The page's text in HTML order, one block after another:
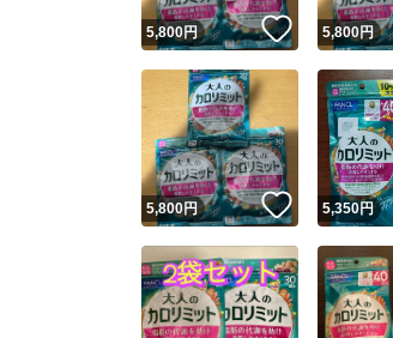
5,800円 いいね！
5,800円
5,800円 いいね！
5,350円